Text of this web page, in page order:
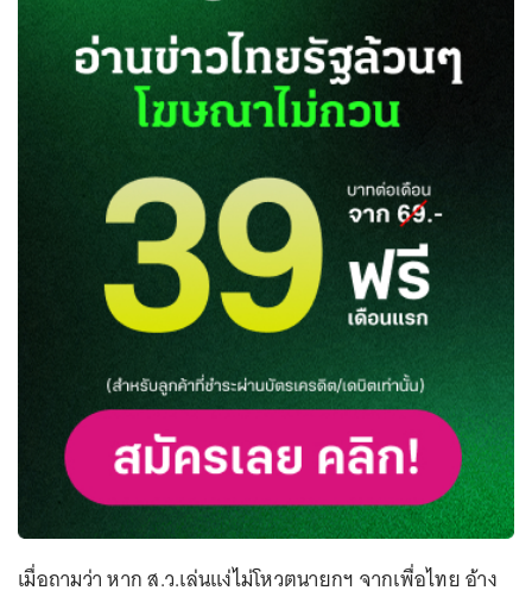
เมื่อถามว่า หาก ส.ว.เล่นแง่ไม่โหวตนายกฯ จากเพื่อไทย อ้าง